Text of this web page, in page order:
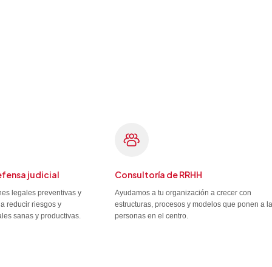
judicial
legales preventivas y
reducir riesgos y
sanas y productivas.
Consultoría de RRHH
Ayudamos a tu organización a crecer con
estructuras, procesos y modelos que ponen a
personas en el centro.